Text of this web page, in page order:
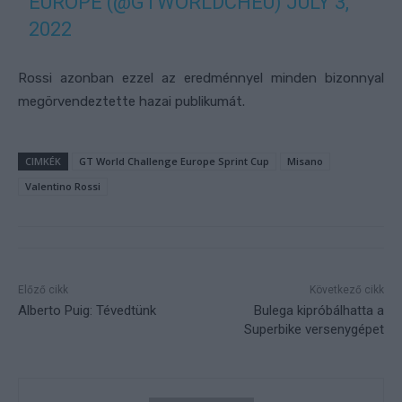
2022
Rossi azonban ezzel az eredménnyel minden bizonnyal
megörvendeztette hazai publikumát.
CIMKÉK GT World Challenge Europe Sprint Cup
Misano
Valentino Rossi
Előző cikk
Alberto Puig: Tévedtünk
Következő cikk
Bulega kipróbálhatta a
Superbike versenygépet